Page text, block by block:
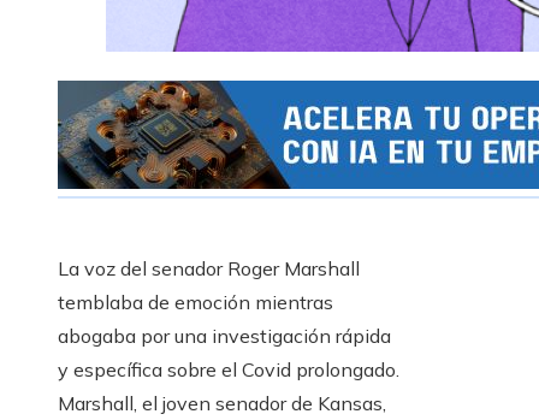
La voz del senador Roger Marshall
temblaba de emoción mientras
abogaba por una investigación rápida
y específica sobre el Covid prolongado.
Marshall, el joven senador de Kansas,